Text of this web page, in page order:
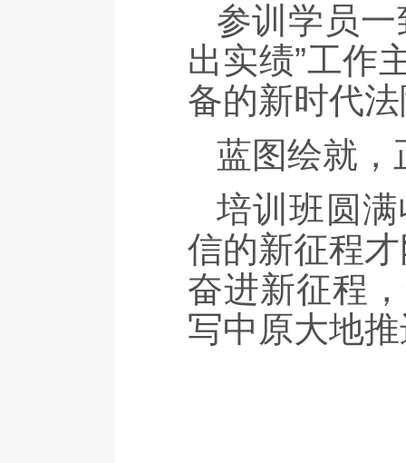
参训学员
出实绩”工作
备的新时代
蓝图绘就，
培训班圆
信的新征程
奋进新征程
写中原大地